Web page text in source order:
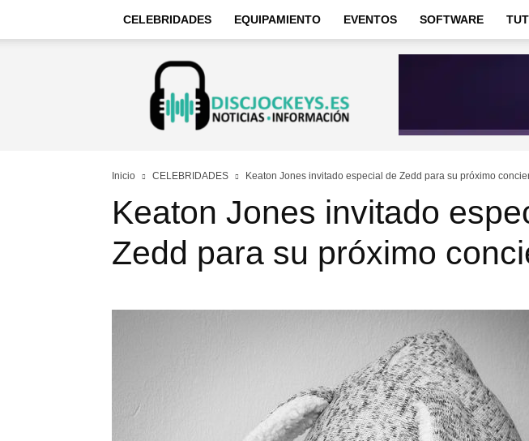
CELEBRIDADES EQUIPAMIENTO EVENTOS SOFTWARE
Discjockeys
Noticias
e
información
Inicio CELEBRIDADES Keaton Jones invitado especial de Zedd para su próximo
Keaton Jones invitado
Zedd para su próximo